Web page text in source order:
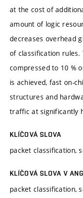
at the cost of
amount of logic
decreases overhead
of classification
compressed to 10 %
is achieved, fast on-
structures and
traffic at significantly
KLÍČOVÁ SLOVA
packet classification,
KLÍČOVÁ SLOVA V
packet classification,